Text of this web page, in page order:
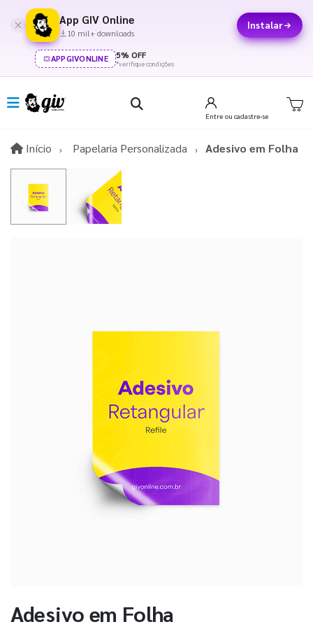
App GIV Online
10 mil+ downloads
Instalar
APPGIVONLINE 5% OFF
*verifique condições
Entre ou cadastre-se
Início InícioPapelaria Personalizada Adesivo em Folha
Adesivo em Folha